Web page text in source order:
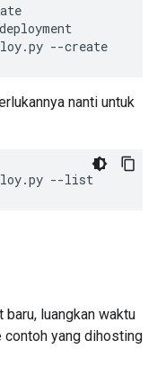
deployment
--create
nanti untuk
--list
luangkan waktu
contoh yang dihosting